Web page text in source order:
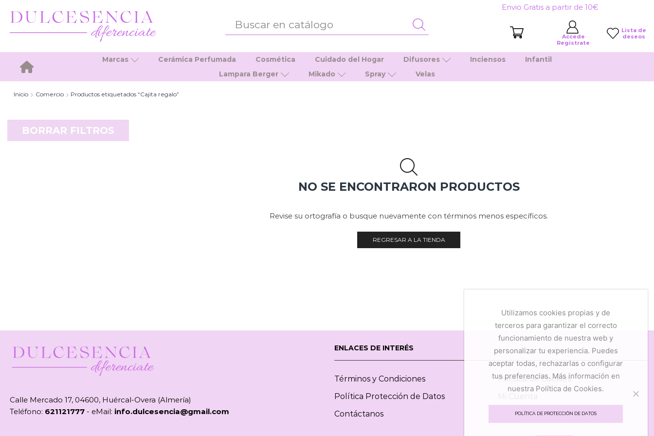
Envio Gratis a partir de 10€
ENTRADA
Accede
Registrate
Lista de
deseos
Inicio
Marcas Cerámica Perfumada Cosmética Cuidado del Hogar Difusores Inciensos
Infantil
Lampara Berger
Mikado Spray Velas
Inicio Comercio Productos etiquetados “Cajita regalo”
NO SE ENCONTRARON PRODUCTOS
Revise su ortografía o busque nuevamente con términos menos específicos.
REGRESAR A LA TIENDA
BORRAR FILTROS
Calle Mercado 17, 04600, Huércal-Overa (Almería)
Teléfono: 621121777 - eMail: info.dulcesencia@gmail.com
ENLACES DE INTERÉS
Términos y Condiciones
Política Protección de Datos
Contáctanos
Política de Cookies
Mi Cuenta
Mis Favoritos
Utilizamos cookies propias y de
terceros para garantizar el correcto
funcionamiento de nuestra web y
personalizar tu experiencia. Puedes
aceptar todas, rechazarlas o configurar
tus preferencias. Más información en
nuestra Política de Cookies.
POLÍTICA DE PROTECCIÓN DE DATOS